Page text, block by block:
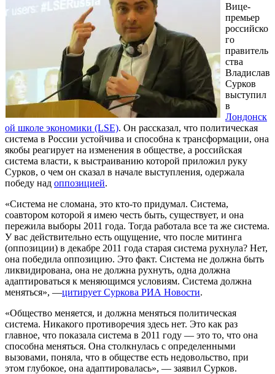
Вице-
премьер
российско
го
правитель
ства
Владислав
Сурков
выступил
в
Лондонск
ой школе экономики (LSE). Он рассказал, что политическая
система в России устойчива и способна к трансформации, она
якобы реагирует на изменения в обществе, а российская
система власти, к выстраиванию которой приложил руку
Сурков, о чем он сказал в начале выступления, одержала
победу над оппозицией.
«Система не сломана, это кто-то придумал. Система,
соавтором которой я имею честь быть, существует, и она
пережила выборы 2011 года. Тогда работала все та же система.
У вас действительно есть ощущение, что после митинга
(оппозиции) в декабре 2011 года старая система рухнула? Нет,
она победила оппозицию. Это факт. Система не должна быть
ликвидирована, она не должна рухнуть, одна должна
адаптироваться к меняющимся условиям. Система должна
меняться», —цитирует Суркова РИА Новости.
«Общество меняется, и должна меняться политическая
система. Никакого противоречия здесь нет. Это как раз
главное, что показала система в 2011 году — это то, что она
способна меняться. Она столкнулась с определенными
вызовами, поняла, что в обществе есть недовольство, при
этом глубокое, она адаптировалась», — заявил Сурков.